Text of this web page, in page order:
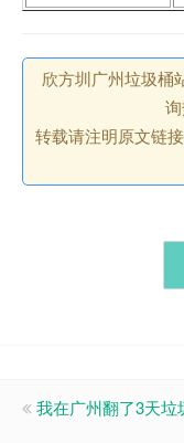
欣方圳广州垃圾桶
转载请注明原文链接
我在广州翻了3天垃